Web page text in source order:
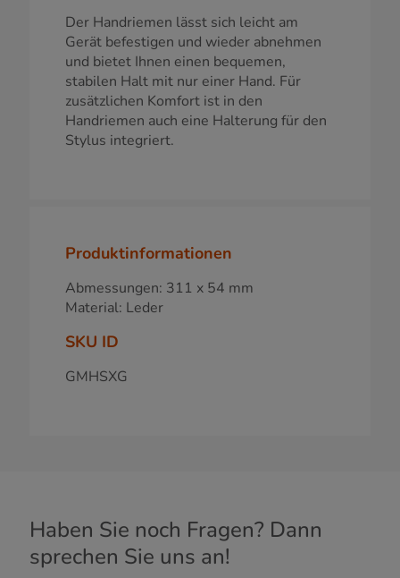
Der Handriemen lässt sich leicht am
Gerät befestigen und wieder abnehmen
und bietet Ihnen einen bequemen,
stabilen Halt mit nur einer Hand. Für
zusätzlichen Komfort ist in den
Handriemen auch eine Halterung für den
Stylus integriert.
Produktinformationen
Abmessungen: 311 x 54 mm
Material: Leder
SKU ID
GMHSXG
Haben Sie noch Fragen? Dann
sprechen Sie uns an!